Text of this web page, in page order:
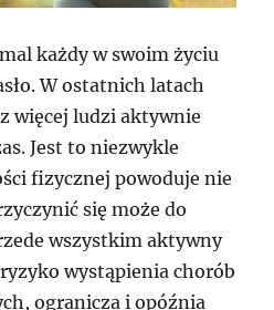
każdy w swoim życiu
W ostatnich latach
więcej ludzi aktywnie
Jest to niezwykle
fizycznej powoduje nie
się może do
wszystkim aktywny
wystąpienia chorób
ogranicza i opóźnia